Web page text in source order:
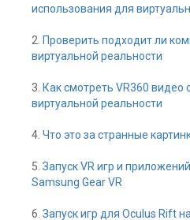
использования для
2. Проверить подходит ли
виртуальной реальности
3. Как смотреть VR360 видео
виртуальной реальности
4. Что это за странные
5. Запуск VR игр и
Samsung Gear VR
6. Запуск игр для Oculus Rift